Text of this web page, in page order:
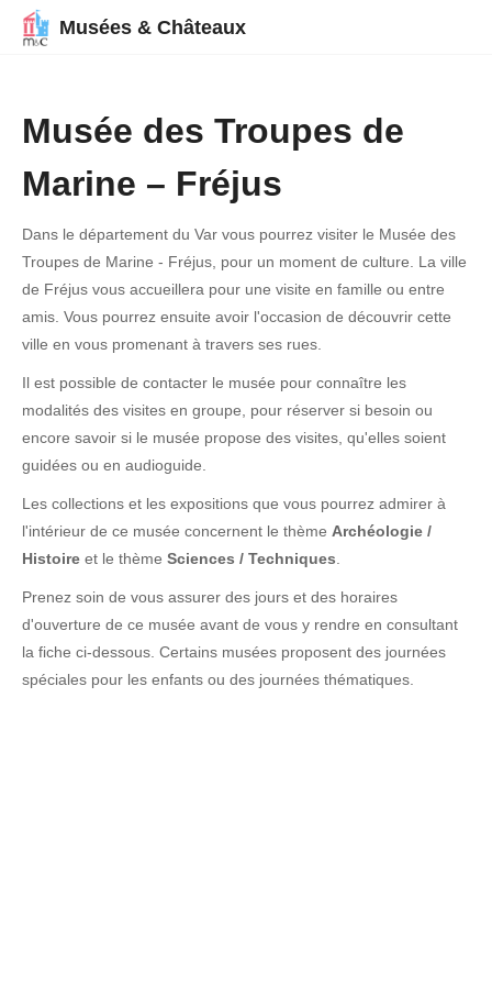
Musées & Châteaux
Musée des Troupes de
Marine – Fréjus
Dans le département du Var vous pourrez visiter le Musée des
Troupes de Marine - Fréjus, pour un moment de culture. La ville
de Fréjus vous accueillera pour une visite en famille ou entre
amis. Vous pourrez ensuite avoir l'occasion de découvrir cette
ville en vous promenant à travers ses rues.
Il est possible de contacter le musée pour connaître les
modalités des visites en groupe, pour réserver si besoin ou
encore savoir si le musée propose des visites, qu'elles soient
guidées ou en audioguide.
Les collections et les expositions que vous pourrez admirer à
l'intérieur de ce musée concernent le thème Archéologie /
Histoire et le thème Sciences / Techniques
Prenez soin de vous assurer des jours et des horaires
d'ouverture de ce musée avant de vous y rendre en consultant
la fiche ci-dessous. Certains musées proposent des journées
spéciales pour les enfants ou des journées thématiques.